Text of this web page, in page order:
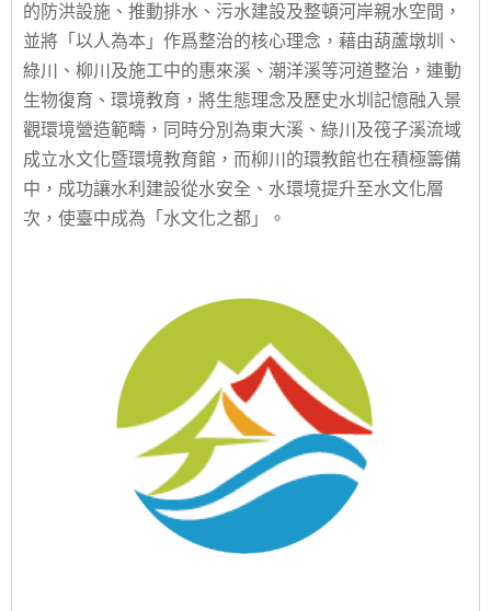
的防洪設施、推動排水、污水建設及整頓河岸親水空間，
並將「以人為本」作爲整治的核心理念，藉由葫蘆墩圳、
綠川、柳川及施工中的惠來溪、潮洋溪等河道整治，連動
生物復育、環境教育，將生態理念及歷史水圳記憶融入景
觀環境營造範疇，同時分別為東大溪、綠川及筏子溪流域
成立水文化暨環境教育館，而柳川的環教館也在積極籌備
中，成功讓水利建設從水安全、水環境提升至水文化層
次，使臺中成為「水文化之都」。